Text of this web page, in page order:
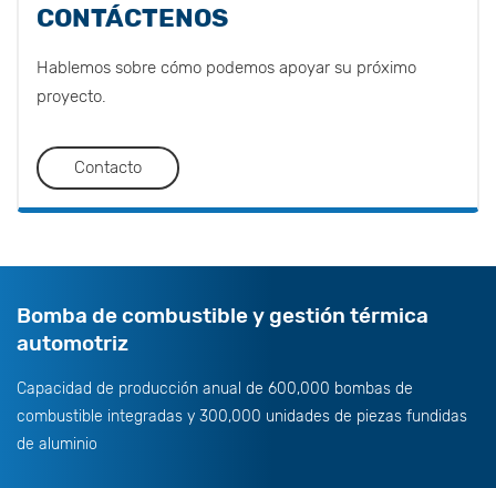
CONTÁCTENOS
Hablemos sobre cómo podemos apoyar su próximo
proyecto.
Contacto
Bomba de combustible y gestión térmica
automotriz
Capacidad de producción anual de 600,000 bombas de
combustible integradas y 300,000 unidades de piezas fundidas
de aluminio